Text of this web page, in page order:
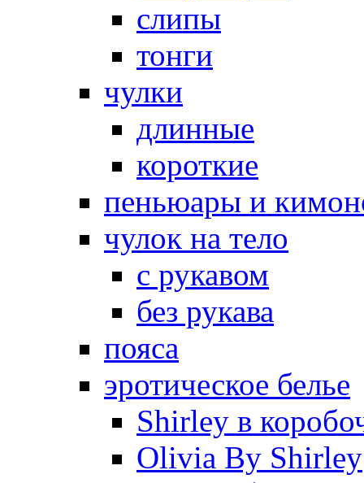
слипы
тонги
чулки
длинные
короткие
пеньюары и
чулок на тело
с рукавом
без рукава
пояса
эротическое белье
Shirley в
Olivia By Shirley